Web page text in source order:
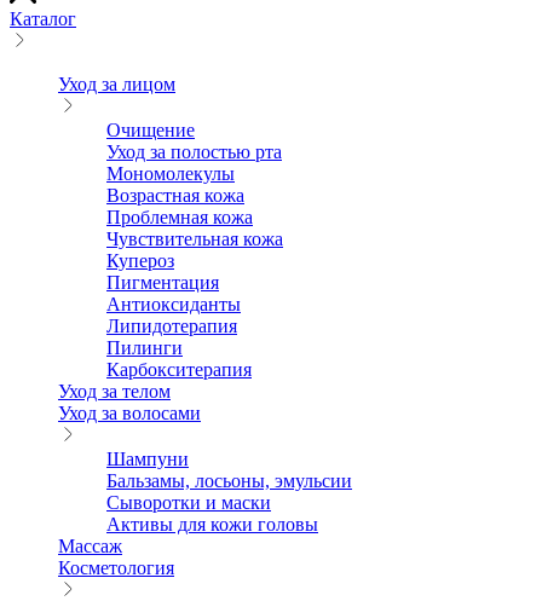
Каталог
Уход за лицом
Очищение
Уход за полостью рта
Мономолекулы
Возрастная кожа
Проблемная кожа
Чувствительная кожа
Купероз
Пигментация
Антиоксиданты
Липидотерапия
Пилинги
Карбокситерапия
Уход за телом
Уход за волосами
Шампуни
Бальзамы, лосьоны, эмульсии
Сыворотки и маски
Активы для кожи головы
Массаж
Косметология